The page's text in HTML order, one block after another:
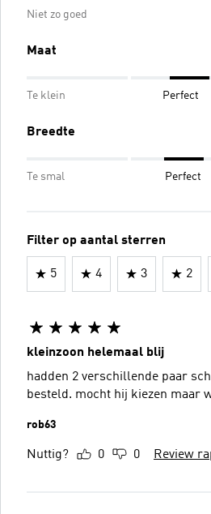
Niet zo goed
Maat
Te klein Perfect
Breedte
Te smal Perfect
Filter op aantal sterren
5 4 3 2
kleinzoon helemaal blij
hadden 2 verschillende paar schoenen voor kleinzoon
besteld. mocht hij kiezen maar
rob63
Nuttig? 0 0 Review